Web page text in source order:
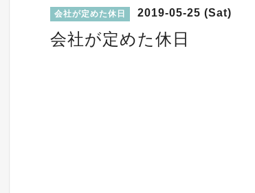
会社が定めた休日 2019-05-25 (Sat)
会社が定めた休日